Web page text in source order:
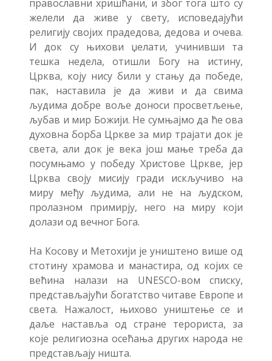
православни хришћани, и због тога што су
желели да живе у свету, исповедајући
религију својих прадедова, дедова и очева.
И док су њихови џелати, учинивши та
тешка недела, отишли Богу на истину,
Црква, коју нису били у стању да победе,
пак, наставила је да живи и да свима
људима добре воље доноси просветљење,
љубав и мир Божији. Не сумњајмо да ће ова
духовна борба Цркве за мир трајати док је
света, али док је века још мање треба да
посумњамо у победу Христове Цркве, јер
Црква своју мисију гради искључиво на
миру међу људима, али не на људском,
пролазном примирју, него на миру који
долази од вечног Бога.
На Косову и Метохији је уништено више од
стотину храмова и манастира, од којих се
већина налази на UNESCO-вом списку,
представљајући богатство читаве Европе и
света. Нажалост, њихово уништење се и
даље наставља од стране терориста, за
које религиозна осећања других народа не
представљају ништа.